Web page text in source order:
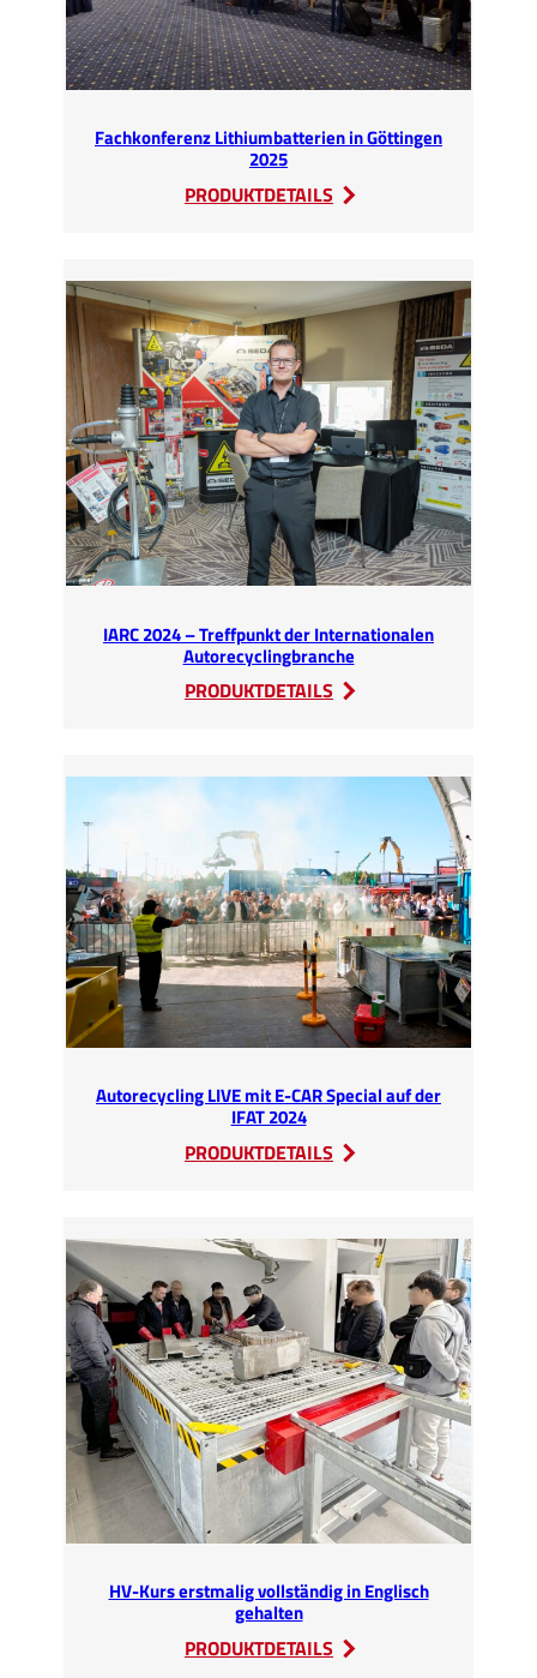
Fachkonferenz Lithiumbatterien in Göttingen
2025
PRODUKTDETAILS
:
in
Göttingen
IARC 2024 – Treffpunkt der Internationalen
Autorecyclingbranche
PRODUKTDETAILS
:
–
Treffpunkt
Internationalen
Autorecyclingbranche
Autorecycling LIVE mit E-CAR Special auf der
IFAT 2024
PRODUKTDETAILS
:
mit
E-
CAR
Special
auf
der
IFAT
2024
HV-Kurs erstmalig vollständig in Englisch
gehalten
PRODUKTDETAILS
: